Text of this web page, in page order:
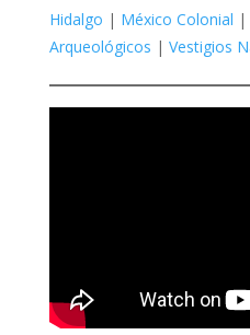
Hidalgo | México Colonial |
Arqueológicos | Vestigios